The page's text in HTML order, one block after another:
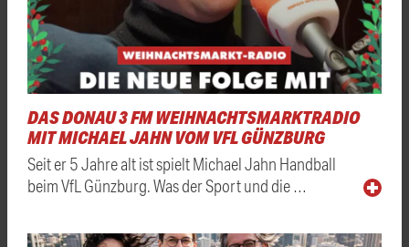
DAS DONAU 3 FM WEIHNACHTSMARKTRADIO
MIT MICHAEL JAHN VOM VFL GÜNZBURG
Seit er 5 Jahre alt ist spielt Michael Jahn Handball
beim VfL Günzburg. Was der Sport und die …